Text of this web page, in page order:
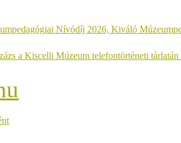
Nívódíj 2026, Kiváló
a Kiscelli Múzeum telefontörténeti tárlatán